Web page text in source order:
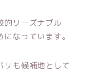
的リーズナブル
なっています。
リも候補地として